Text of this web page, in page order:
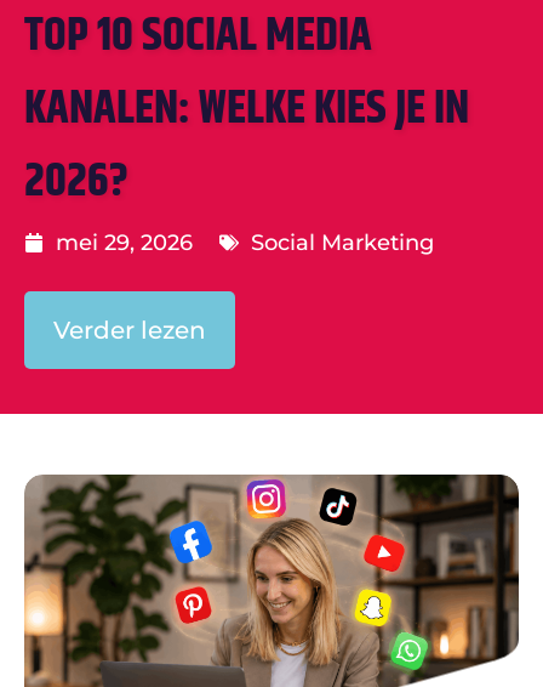
TOP 10 SOCIAL MEDIA
KANALEN: WELKE KIES JE IN
2026?
mei 29, 2026 Social Marketing
Verder lezen